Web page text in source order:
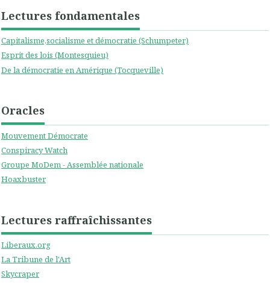
Lectures fondamentales
Capitalisme,socialisme et démocratie (Schumpeter)
Esprit des lois (Montesquieu)
De la démocratie en Amérique (Tocqueville)
Oracles
Mouvement Démocrate
Conspiracy Watch
Groupe MoDem - Assemblée nationale
Hoaxbuster
Lectures raffraîchissantes
Liberaux.org
La Tribune de l'Art
Skycraper